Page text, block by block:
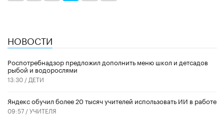
НОВОСТИ
Роспотребнадзор предложил дополнить меню школ и детсадов
рыбой и водорослями
13:30 / ДЕТИ
​Яндекс обучил более 20 тысяч учителей использовать ИИ в работе
09:57 /УЧИТЕЛЯ